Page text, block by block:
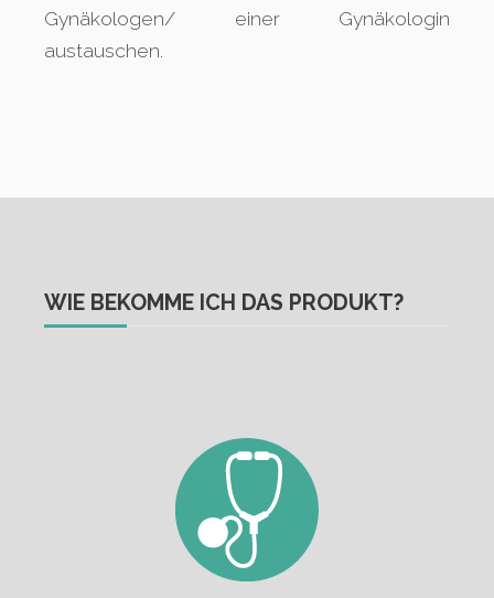
Gynäkologen/ einer Gynäkologin
austauschen.
WIE BEKOMME ICH DAS PRODUKT?